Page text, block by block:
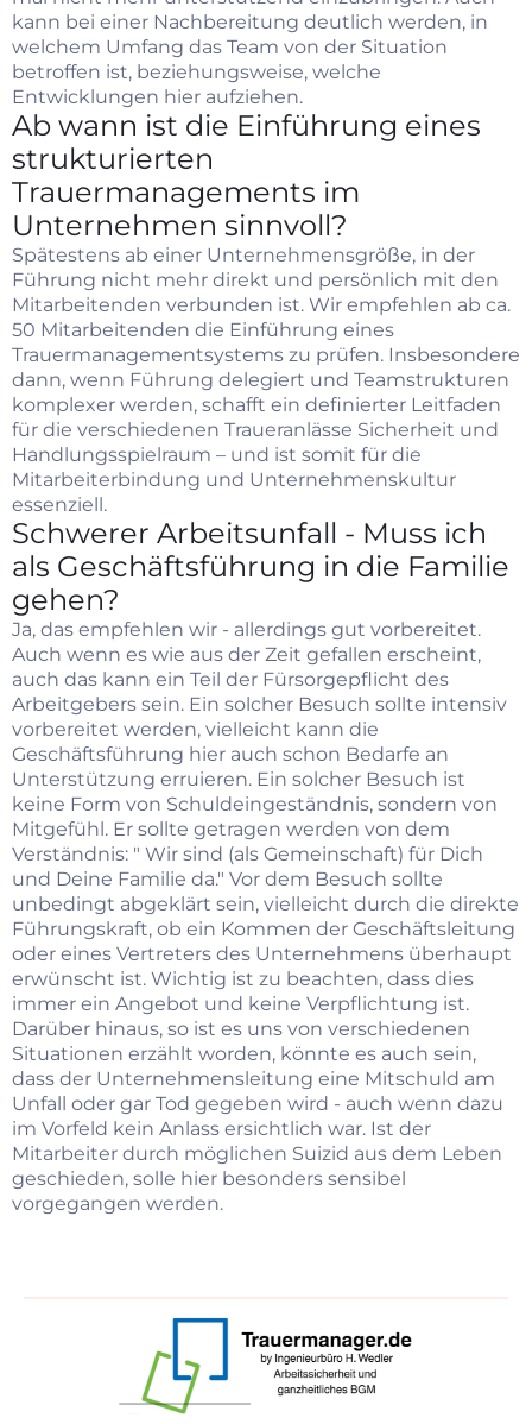
kann bei einer Nachbereitung deutlich werden, in
welchem Umfang das Team von der Situation
betroffen ist, beziehungsweise, welche
Entwicklungen hier aufziehen.
Ab wann ist die Einführung eines
strukturierten
Trauermanagements im
Unternehmen sinnvoll?
Spätestens ab einer Unternehmensgröße, in der
Führung nicht mehr direkt und persönlich mit den
Mitarbeitenden verbunden ist. Wir empfehlen ab ca.
50 Mitarbeitenden die Einführung eines
Trauermanagementsystems zu prüfen. Insbesondere
dann, wenn Führung delegiert und Teamstrukturen
komplexer werden, schafft ein definierter Leitfaden
für die verschiedenen Traueranlässe Sicherheit und
Handlungsspielraum – und ist somit für die
Mitarbeiterbindung und Unternehmenskultur
essenziell.
Schwerer Arbeitsunfall - Muss ich
als Geschäftsführung in die Familie
gehen?
Ja, das empfehlen wir - allerdings gut vorbereitet.
Auch wenn es wie aus der Zeit gefallen erscheint,
auch das kann ein Teil der Fürsorgepflicht des
Arbeitgebers sein. Ein solcher Besuch sollte intensiv
vorbereitet werden, vielleicht kann die
Geschäftsführung hier auch schon Bedarfe an
Unterstützung erruieren. Ein solcher Besuch ist
keine Form von Schuldeingeständnis, sondern von
Mitgefühl. Er sollte getragen werden von dem
Verständnis: " Wir sind (als Gemeinschaft) für Dich
und Deine Familie da." Vor dem Besuch sollte
unbedingt abgeklärt sein, vielleicht durch die direkte
Führungskraft, ob ein Kommen der Geschäftsleitung
oder eines Vertreters des Unternehmens überhaupt
erwünscht ist. Wichtig ist zu beachten, dass dies
immer ein Angebot und keine Verpflichtung ist.
Darüber hinaus, so ist es uns von verschiedenen
Situationen erzählt worden, könnte es auch sein,
dass der Unternehmensleitung eine Mitschuld am
Unfall oder gar Tod gegeben wird - auch wenn dazu
im Vorfeld kein Anlass ersichtlich war. Ist der
Mitarbeiter durch möglichen Suizid aus dem Leben
geschieden, solle hier besonders sensibel
vorgegangen werden.